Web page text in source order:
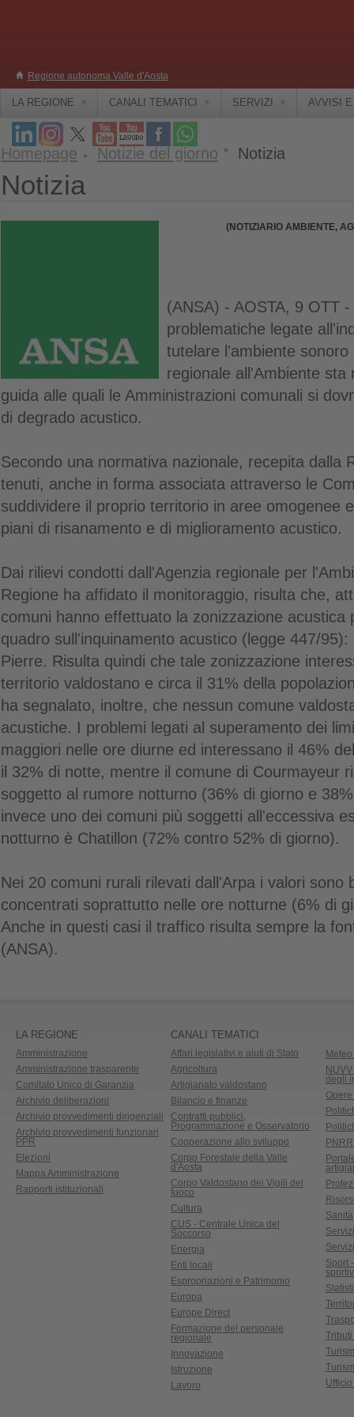
Regione autonoma Valle d'Aosta
LA REGIONE CANALI TEMATICI SERVIZI AVVISI
Homepage Notizie del giorno Notizia
Notizia
(NOTIZIARIO AMBIENTE,
(ANSA) - AOSTA, 9 OTT
problematiche legate
tutelare l'ambiente
regionale all'Ambiente
guida alle quali le Amministrazioni comunali si
di degrado acustico.
Secondo una normativa nazionale, recepita dalla
tenuti, anche in forma associata attraverso le
suddividere il proprio territorio in aree omogenee
piani di risanamento e di miglioramento acustico.
Dai rilievi condotti dall'Agenzia regionale per
Regione ha affidato il monitoraggio, risulta che,
comuni hanno effettuato la zonizzazione acustica
quadro sull'inquinamento acustico (legge 447/
Pierre. Risulta quindi che tale zonizzazione
territorio valdostano e circa il 31% della
ha segnalato, inoltre, che nessun comune
acustiche. I problemi legati al superamento dei
maggiori nelle ore diurne ed interessano il 46%
il 32% di notte, mentre il comune di Courmayeur
soggetto al rumore notturno (36% di giorno e
invece uno dei comuni più soggetti all'eccessiva
notturno è Chatillon (72% contro 52% di giorno).
Nei 20 comuni rurali rilevati dall'Arpa i valori sono
concentrati soprattutto nelle ore notturne (6% di
Anche in questi casi il traffico risulta sempre la
(ANSA).
LA REGIONE
Amministrazione
Amministrazione trasparente
Comitato Unico di Garanzia
Archivio deliberazioni
Archivio provvedimenti dirigenziali
Archivio provvedimenti funzionari
PPR
Elezioni
Mappa Amministrazione
Rapporti istituzionali
CANALI TEMATICI
Affari legislativi e aiuti di Stato
Agricoltura
Artigianato valdostano
Bilancio e finanze
Contratti pubblici,
Programmazione e Osservatorio
Cooperazione allo sviluppo
Corpo Forestale della Valle
d'Aosta
Corpo Valdostano dei Vigili del
fuoco
Cultura
CUS - Centrale Unica del
Soccorso
Energia
Enti locali
Espropriazioni e Patrimonio
Europa
Europe Direct
Formazione del personale
regionale
Innovazione
Istruzione
Lavoro
degli
PNRR
Sanità
Sport